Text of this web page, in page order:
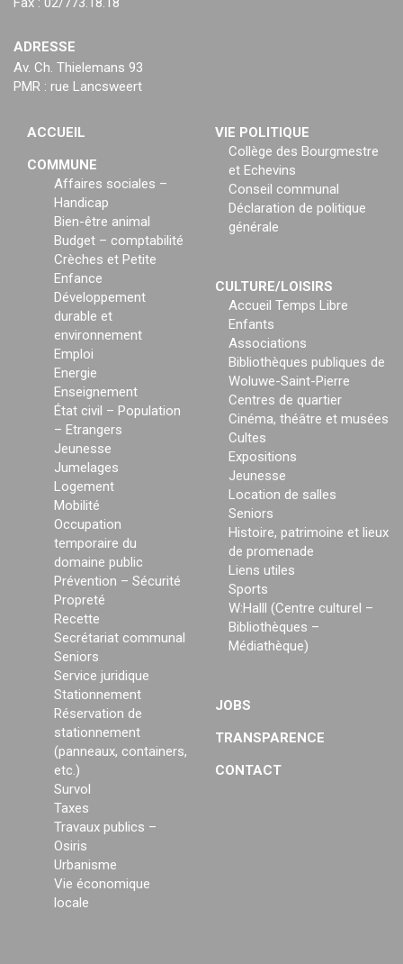
ADRESSE
Av. Ch. Thielemans 93
PMR : rue Lancsweert
ACCUEIL
COMMUNE
Affaires sociales –
Handicap
Bien-être animal
Budget – comptabilité
Crèches et Petite
Enfance
Développement
durable et
environnement
Emploi
Energie
Enseignement
État civil – Population
– Etrangers
Jeunesse
Jumelages
Logement
Mobilité
Occupation
temporaire du
domaine public
Prévention – Sécurité
Propreté
Recette
Secrétariat communal
Seniors
Service juridique
Stationnement
Réservation de
stationnement
(panneaux, containers,
etc.)
Survol
Taxes
Travaux publics –
Osiris
Urbanisme
Vie économique
locale
VIE POLITIQUE
Collège des Bourgmestre
et Echevins
Conseil communal
Déclaration de politique
générale
CULTURE/LOISIRS
Accueil Temps Libre
Enfants
Associations
Bibliothèques publiques de
Woluwe-Saint-Pierre
Centres de quartier
Cinéma, théâtre et musées
Cultes
Expositions
Jeunesse
Location de salles
Seniors
Histoire, patrimoine et lieux
de promenade
Liens utiles
Sports
W:Halll (Centre culturel –
Bibliothèques –
Médiathèque)
JOBS
TRANSPARENCE
CONTACT